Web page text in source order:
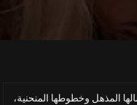
المذهل وخطوطها المنحنية،